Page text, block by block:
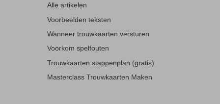
Alle artikelen
Voorbeelden teksten
Wanneer trouwkaarten versturen
Voorkom spelfouten
Trouwkaarten stappenplan (gratis)
Masterclass Trouwkaarten Maken